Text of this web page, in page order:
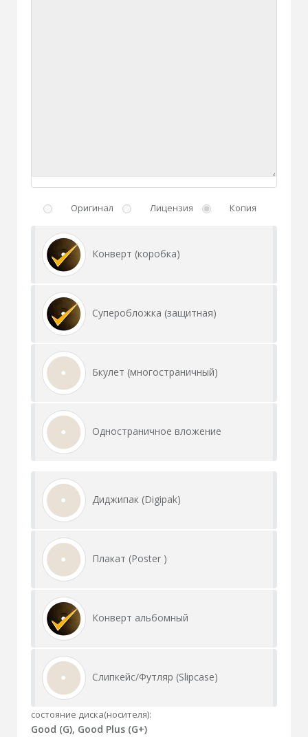
Оригинал Лицензия Копия
Конверт (коробка)
Суперобложка (защитная)
Бкулет (многостраничный)
Одностраничное вложение
Диджипак (Digipak)
Плакат (Poster )
Конверт альбомный
Слипкейс/Футляр (Slipcase)
состояние диска(носителя):
Good (G), Good Plus (G+)